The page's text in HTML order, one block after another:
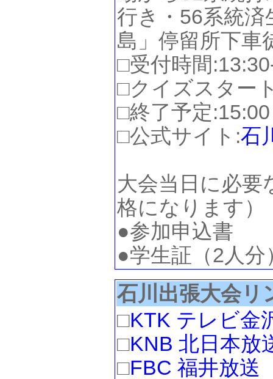
行き・56系統済
島」停留所下車
□受付時間
□クイズスター
□終了予定:15:00
□公式サイト:石
大会当日に必
格になります）
●参加申込書
●学生証（2人分
石川出張大会リ
□KTK テレビ金
□KNB 北日本放
□FBC 福井放送